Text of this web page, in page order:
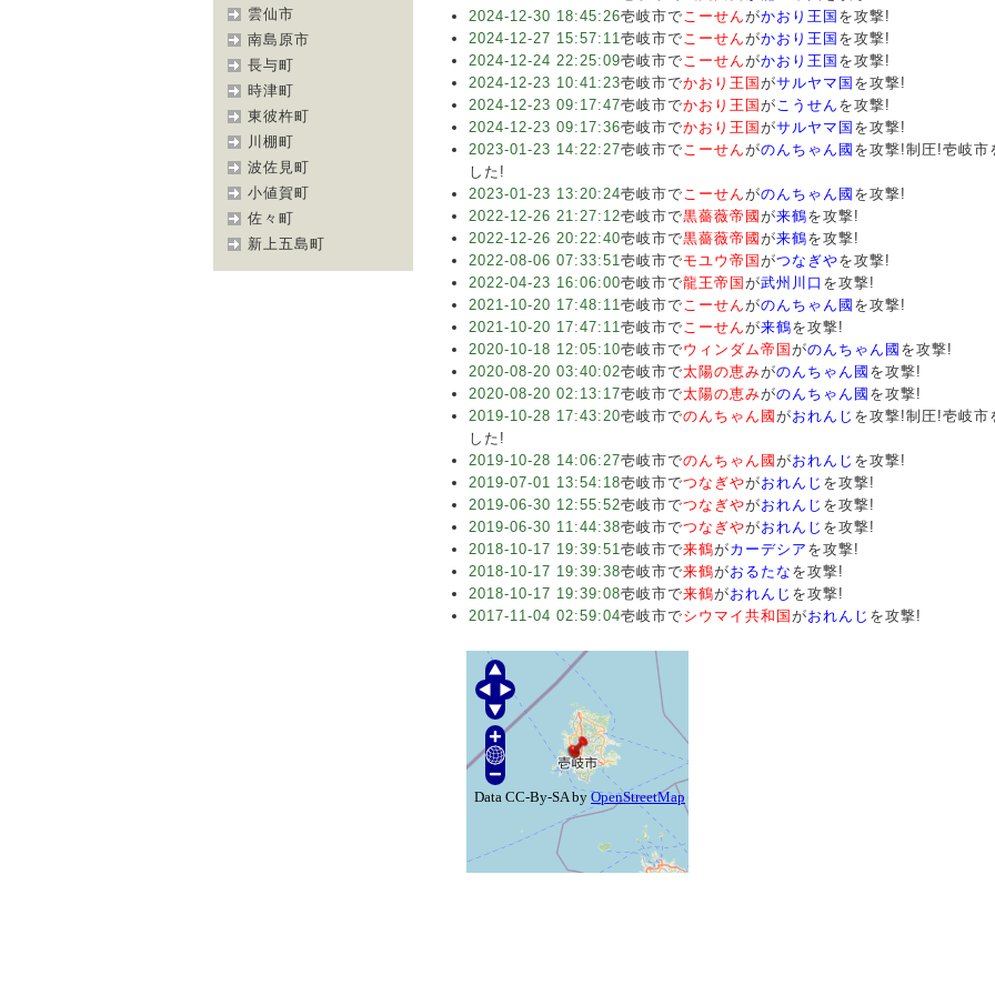
雲仙市
南島原市
長与町
時津町
東彼杵町
川棚町
波佐見町
小値賀町
佐々町
新上五島町
2024-12-30 18:45:26壱岐市でこーせんがかおり王国 を攻撃!
2024-12-27 15:57:11壱岐市でこーせんがかおり王国 を攻撃!
2024-12-24 22:25:09壱岐市でこーせんがかおり王国 を攻撃!
2024-12-23 10:41:23壱岐市でかおり王国 がサルヤマ国 を攻撃!
2024-12-23 09:17:47壱岐市でかおり王国 がこうせん を攻撃!
2024-12-23 09:17:36壱岐市でかおり王国 がサルヤマ国 を攻撃!
2023-01-23 14:22:27壱岐市でこーせんがのんちゃん國 を攻撃!制圧!壱岐市
した!
2023-01-23 13:20:24壱岐市でこーせんがのんちゃん國 を攻撃!
2022-12-26 21:27:12壱岐市で黒薔薇帝國 が来鶴を攻撃!
2022-12-26 20:22:40壱岐市で黒薔薇帝國 が来鶴を攻撃!
2022-08-06 07:33:51壱岐市でモユウ帝国 がつなぎやを攻撃!
2022-04-23 16:06:00壱岐市で龍王帝国 が武州川口 を攻撃!
2021-10-20 17:48:11壱岐市でこーせんがのんちゃん國 を攻撃!
2021-10-20 17:47:11壱岐市でこーせんが来鶴を攻撃!
2020-10-18 12:05:10壱岐市でウィンダム帝国 がのんちゃん國 を攻撃!
2020-08-20 03:40:02壱岐市で太陽の恵みがのんちゃん國 を攻撃!
2020-08-20 02:13:17壱岐市で太陽の恵みがのんちゃん國 を攻撃!
2019-10-28 17:43:20壱岐市でのんちゃん國 がおれんじ を攻撃!制圧!壱岐市
した!
2019-10-28 14:06:27壱岐市でのんちゃん國 がおれんじ を攻撃!
2019-07-01 13:54:18壱岐市でつなぎやがおれんじ を攻撃!
2019-06-30 12:55:52壱岐市でつなぎやがおれんじ を攻撃!
2019-06-30 11:44:38壱岐市でつなぎやがおれんじ を攻撃!
2018-10-17 19:39:51壱岐市で来鶴がカーデシア を攻撃!
2018-10-17 19:39:38壱岐市で来鶴がおるたな を攻撃!
2018-10-17 19:39:08壱岐市で来鶴がおれんじ を攻撃!
2017-11-04 02:59:04壱岐市でシウマイ共和国 がおれんじ を攻撃!